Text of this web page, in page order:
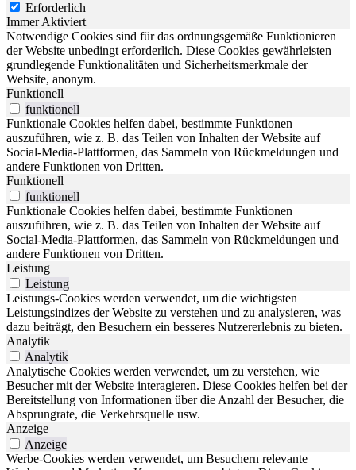
Erforderlich
Immer Aktiviert
Notwendige Cookies sind für das ordnungsgemäße Funktionieren
der Website unbedingt erforderlich. Diese Cookies gewährleisten
grundlegende Funktionalitäten und Sicherheitsmerkmale der
Website, anonym.
Funktionell
funktionell
Funktionale Cookies helfen dabei, bestimmte Funktionen
auszuführen, wie z. B. das Teilen von Inhalten der Website auf
Social-Media-Plattformen, das Sammeln von Rückmeldungen und
andere Funktionen von Dritten.
Funktionell
funktionell
Funktionale Cookies helfen dabei, bestimmte Funktionen
auszuführen, wie z. B. das Teilen von Inhalten der Website auf
Social-Media-Plattformen, das Sammeln von Rückmeldungen und
andere Funktionen von Dritten.
Leistung
Leistung
Leistungs-Cookies werden verwendet, um die wichtigsten
Leistungsindizes der Website zu verstehen und zu analysieren, was
dazu beiträgt, den Besuchern ein besseres Nutzererlebnis zu bieten.
Analytik
Analytik
Analytische Cookies werden verwendet, um zu verstehen, wie
Besucher mit der Website interagieren. Diese Cookies helfen bei der
Bereitstellung von Informationen über die Anzahl der Besucher, die
Absprungrate, die Verkehrsquelle usw.
Anzeige
Anzeige
Werbe-Cookies werden verwendet, um Besuchern relevante